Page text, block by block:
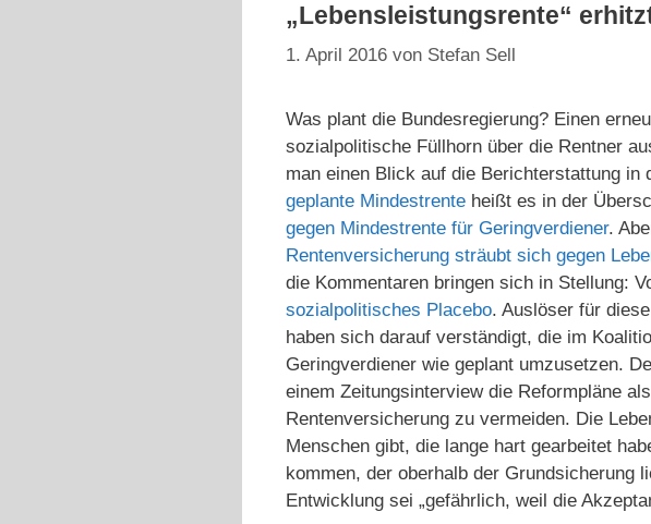
„Lebensleistungsrente“
1. April 2016 von Stefan Sell
Was plant die Bundesregierung? Einen
sozialpolitische Füllhorn über die Rentner
man einen Blick auf die Berichterstattung in
geplante Mindestrente heißt es in der
gegen Mindestrente für Geringverdiener.
Rentenversicherung sträubt sich gegen
die Kommentaren bringen sich in Stellung:
sozialpolitisches Placebo. Auslöser für
haben sich darauf verständigt, die im
Geringverdiener wie geplant umzusetzen.
einem Zeitungsinterview die Reformpläne
Rentenversicherung zu vermeiden. Die
Menschen gibt, die lange hart gearbeitet
kommen, der oberhalb der Grundsicherung
Entwicklung sei „gefährlich, weil die